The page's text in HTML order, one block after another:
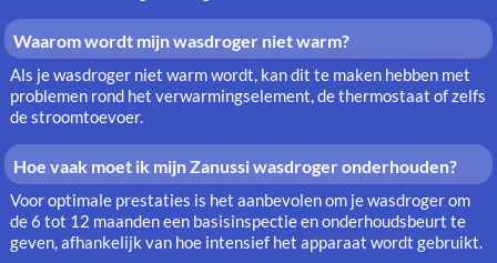
Waarom wordt mijn wasdroger niet warm?
Als je wasdroger niet warm wordt, kan dit te maken hebben met
problemen rond het verwarmingselement, de thermostaat of zelfs
de stroomtoevoer.
Hoe vaak moet ik mijn Zanussi wasdroger onderhouden?
Voor optimale prestaties is het aanbevolen om je wasdroger om
de 6 tot 12 maanden een basisinspectie en onderhoudsbeurt te
geven, afhankelijk van hoe intensief het apparaat wordt gebruikt.